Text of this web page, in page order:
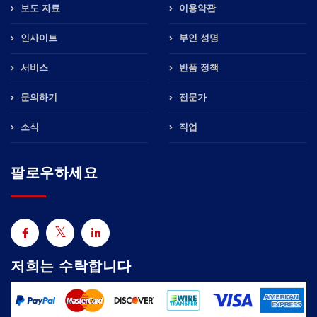
보도 자료
인사이트
서비스
문의하기
소식
이용약관
부인 성명
반품 정책
전문가
직업
팔로우하세요
저희는 수락합니다